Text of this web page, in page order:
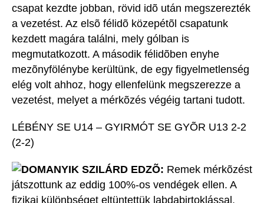
csapat kezdte jobban, rövid idõ után megszerezték
a vezetést. Az elsõ félidõ közepétõl csapatunk
kezdett magára találni, mely gólban is
megmutatkozott. A második félidõben enyhe
mezõnyfölénybe kerültünk, de egy figyelmetlenség
elég volt ahhoz, hogy ellenfelünk megszerezze a
vezetést, melyet a mérkõzés végéig tartani tudott.
LÉBÉNY SE U14 – GYIRMÓT SE GYÕR U13 2-2
(2-2)
DOMANYIK SZILÁRD EDZÕ: Remek mérkõzést
játszottunk az eddig 100%-os vendégek ellen. A
fizikai különbséget eltüntettük labdabirtoklással,